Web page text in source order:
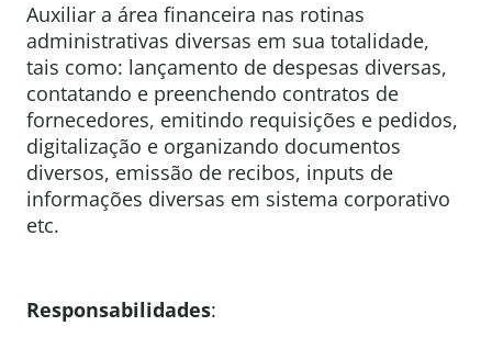
Auxiliar a área financeira nas rotinas
administrativas diversas em sua totalidade,
tais como: lançamento de despesas diversas,
contatando e preenchendo contratos de
fornecedores, emitindo requisições e pedidos,
digitalização e organizando documentos
diversos, emissão de recibos, inputs de
informações diversas em sistema corporativo
etc.
Responsabilidades: